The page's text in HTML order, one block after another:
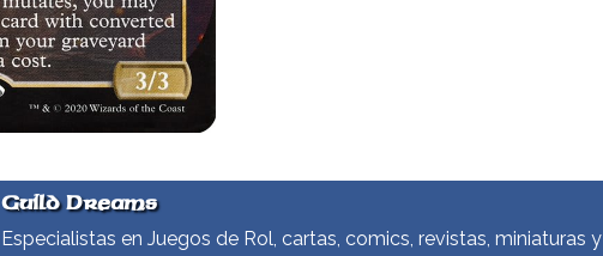
Guild Dreams
Especialistas en Juegos de Rol, cartas, comics, revistas, miniaturas y